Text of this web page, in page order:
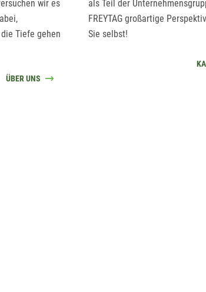
wir es
Tiefe gehen
ÜBER UNS
als Teil der
FREYTAG großartige
Sie selbst!